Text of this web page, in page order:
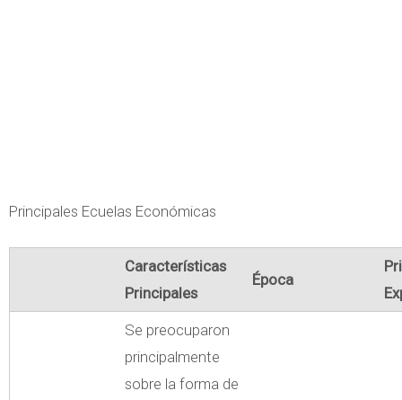
Principales Ecuelas Económicas
Características
Principales
Época
Se preocuparon
principalmente
sobre la forma de